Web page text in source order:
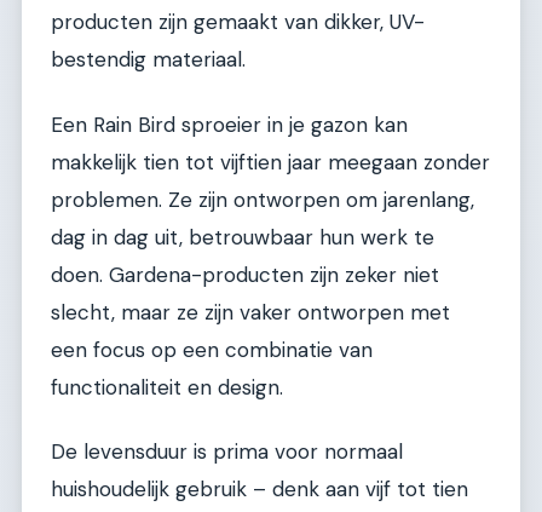
producten zijn gemaakt van dikker, UV-
bestendig materiaal.
Een Rain Bird sproeier in je gazon kan
makkelijk tien tot vijftien jaar meegaan zonder
problemen. Ze zijn ontworpen om jarenlang,
dag in dag uit, betrouwbaar hun werk te
doen. Gardena-producten zijn zeker niet
slecht, maar ze zijn vaker ontworpen met
een focus op een combinatie van
functionaliteit en design.
De levensduur is prima voor normaal
huishoudelijk gebruik – denk aan vijf tot tien